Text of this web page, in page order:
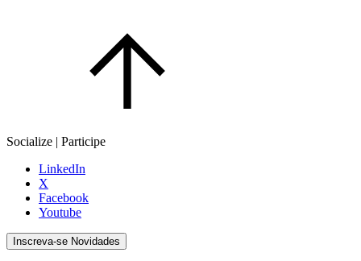
Socialize | Participe
LinkedIn
X
Facebook
Youtube
Inscreva-se Novidades